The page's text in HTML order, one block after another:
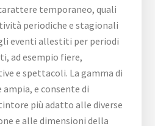
temporaneo, quali
periodiche e stagionali
eventi allestiti per periodi
ad esempio fiere,
e spettacoli. La gamma di
e consente di
più adatto alle diverse
e alle dimensioni della